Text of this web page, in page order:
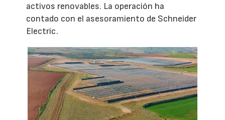
activos renovables. La operación ha
contado con el asesoramiento de Schneider
Electric.